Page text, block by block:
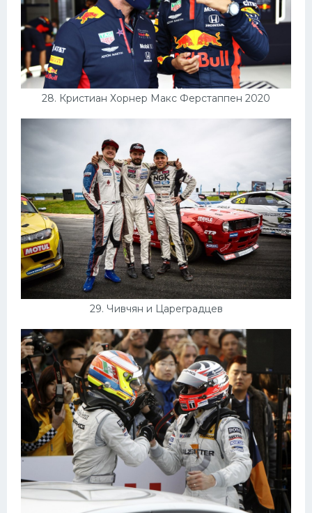
28. Кристиан Хорнер Макс Ферстаппен 2020
29. Чивчян и Цареградцев